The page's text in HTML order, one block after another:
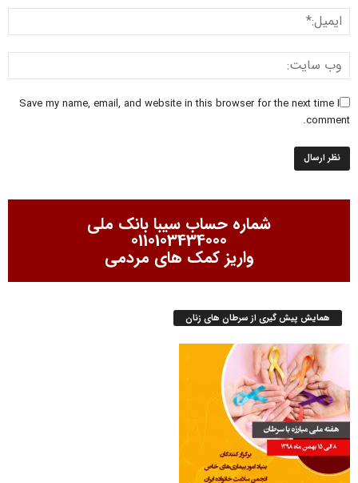
Save my name, email, and website in this browser for the next time I
comment.
شماره حساب سیبا بانک ملی
0110103434000
واریز کمک های مردمی
همایش پیش گیری از سرطان های زنان